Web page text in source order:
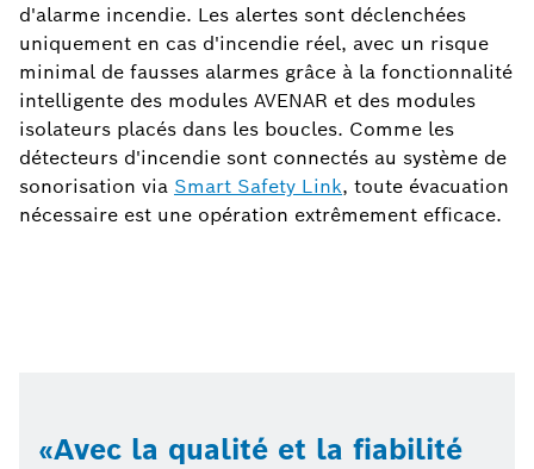
d'alarme incendie. Les alertes sont déclenchées
uniquement en cas d'incendie réel, avec un risque
minimal de fausses alarmes grâce à la fonctionnalité
intelligente des modules AVENAR et des modules
isolateurs placés dans les boucles. Comme les
détecteurs d'incendie sont connectés au système de
sonorisation via Smart Safety Link, toute évacuation
nécessaire est une opération extrêmement efficace.
Avec la qualité et la fiabilité